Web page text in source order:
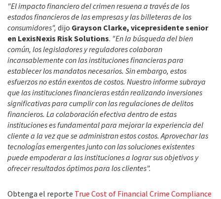
"El impacto financiero del crimen resuena a través de los
estados financieros de las empresas y las billeteras de los
consumidores", dijo Grayson Clarke, vicepresidente senior
en LexisNexis Risk Solutions. "En la búsqueda del bien
común, los legisladores y reguladores colaboran
incansablemente con las instituciones financieras para
establecer los mandatos necesarios. Sin embargo, estos
esfuerzos no están exentos de costos. Nuestro informe subraya
que las instituciones financieras están realizando inversiones
significativas para cumplir con las regulaciones de delitos
financieros. La colaboración efectiva dentro de estas
instituciones es fundamental para mejorar la experiencia del
cliente a la vez que se administran estos costos. Aprovechar las
tecnologías emergentes junto con las soluciones existentes
puede empoderar a las instituciones a lograr sus objetivos y
ofrecer resultados óptimos para los clientes".
Obtenga el reporte True Cost of Financial Crime Compliance